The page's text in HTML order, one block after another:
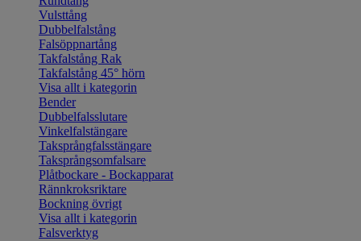
Vulsttång
Dubbelfalstång
Falsöppnartång
Takfalstång Rak
Takfalstång 45° hörn
Visa allt i kategorin
Bender
Dubbelfalsslutare
Vinkelfalstängare
Taksprångfalsstängare
Taksprångsomfalsare
Plåtbockare - Bockapparat
Rännkroksriktare
Bockning övrigt
Visa allt i kategorin
Falsverktyg